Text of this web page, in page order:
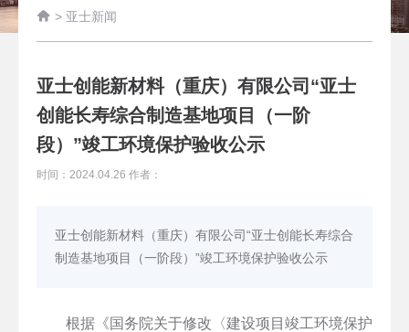
 > 亚士新闻
亚士创能新材料（重庆）有限公司“亚士
创能长寿综合制造基地项目（一阶
段）”竣工环境保护验收公示
时间：2024.04.26 作者：
亚士创能新材料（重庆）有限公司“亚士创能长寿综合
制造基地项目（一阶段）”竣工环境保护验收公示
根据《国务院关于修改〈建设项目竣工环境保护